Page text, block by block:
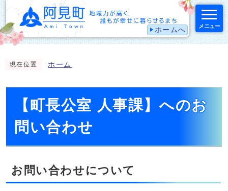
ホームへ メニュー
現在位置 ホーム
【町長公室 人事課】へのお
問い合わせ
お問い合わせについて